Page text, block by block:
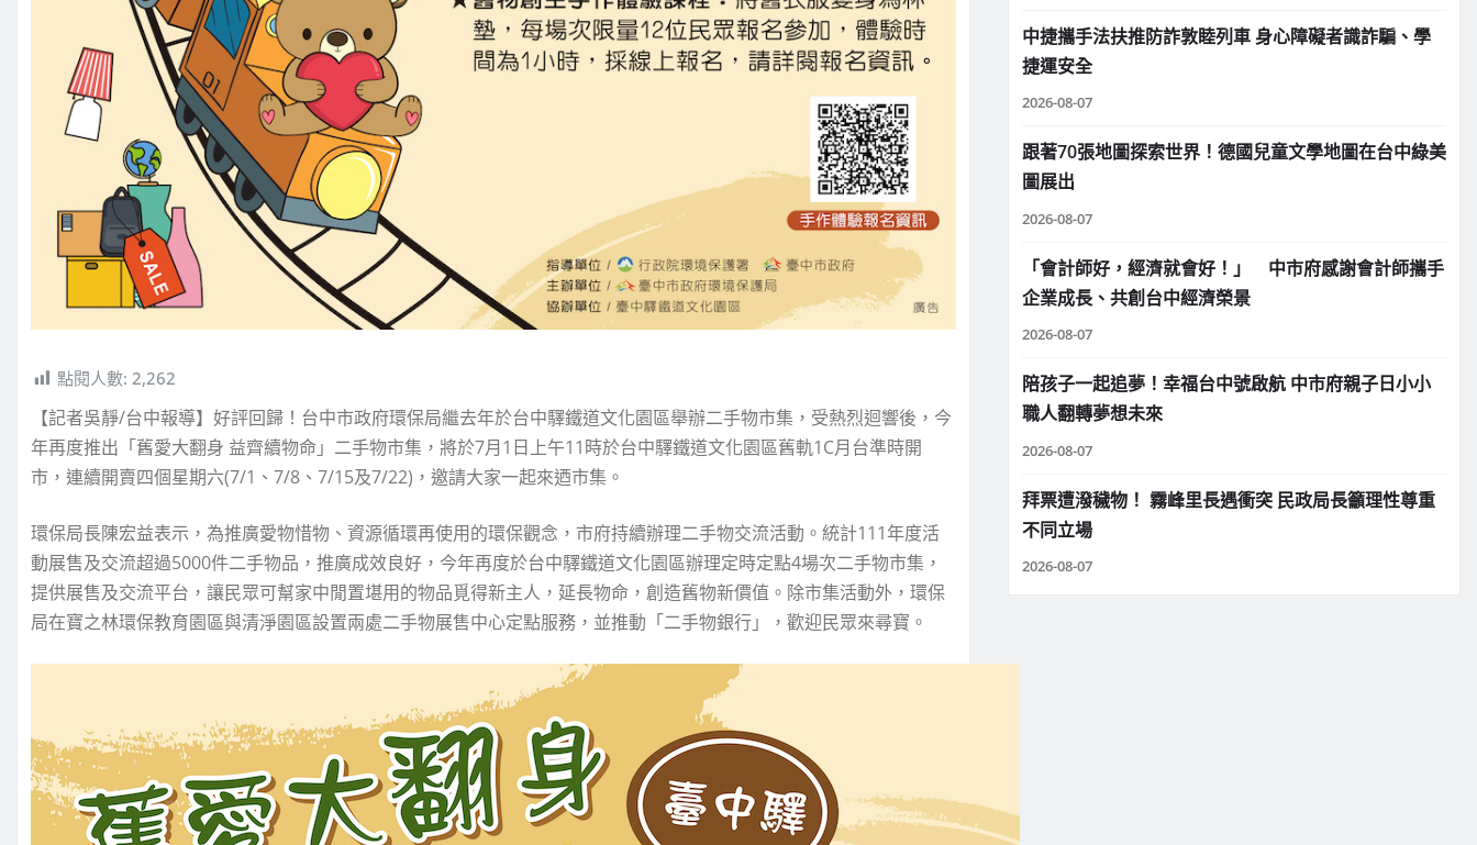
點閱人數: 2,262
【記者吳靜/台中報導】好評回歸！台中市政府環保局繼去年於台中驛鐵道文化園區舉辦二手物市集，受熱烈迴響後，今
年再度推出「舊愛大翻身 益齊續物命」二手物市集，將於7月1日上午11時於台中驛鐵道文化園區舊軌1C月台準時開
市，連續開賣四個星期六(7/1、7/8、7/15及7/22)，邀請大家一起來迺市集。
環保局長陳宏益表示，為推廣愛物惜物、資源循環再使用的環保觀念，市府持續辦理二手物交流活動。統計111年度活
動展售及交流超過5000件二手物品，推廣成效良好，今年再度於台中驛鐵道文化園區辦理定時定點4場次二手物市集，
提供展售及交流平台，讓民眾可幫家中閒置堪用的物品覓得新主人，延長物命，創造舊物新價值。除市集活動外，環保
局在寶之林環保教育園區與清淨園區設置兩處二手物展售中心定點服務，並推動「二手物銀行」，歡迎民眾來尋寶。
中捷攜手法扶推防詐敦睦列車 身心障礙者識詐騙、學
捷運安全
2026-08-07
跟著70張地圖探索世界！德國兒童文學地圖在台中綠美
圖展出
2026-08-07
「會計師好，經濟就會好！」 中市府感謝會計師攜手
企業成長、共創台中經濟榮景
2026-08-07
陪孩子一起追夢！幸福台中號啟航 中市府親子日小小
職人翻轉夢想未來
2026-08-07
拜票遭潑穢物！ 霧峰里長遇衝突 民政局長籲理性尊重
不同立場
2026-08-07